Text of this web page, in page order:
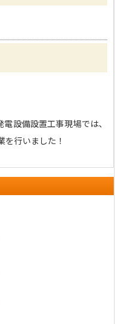
設備設置工事現場では、
行いました！